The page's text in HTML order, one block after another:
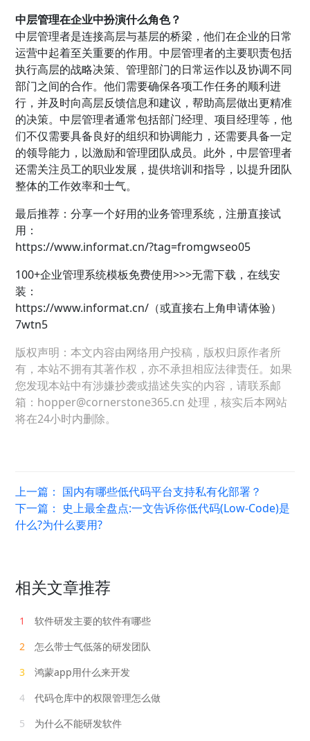
中层管理在企业中扮演什么角色？
中层管理者是连接高层与基层的桥梁，他们在企业的日常
运营中起着至关重要的作用。中层管理者的主要职责包括
执行高层的战略决策、管理部门的日常运作以及协调不同
部门之间的合作。他们需要确保各项工作任务的顺利进
行，并及时向高层反馈信息和建议，帮助高层做出更精准
的决策。中层管理者通常包括部门经理、项目经理等，他
们不仅需要具备良好的组织和协调能力，还需要具备一定
的领导能力，以激励和管理团队成员。此外，中层管理者
还需关注员工的职业发展，提供培训和指导，以提升团队
整体的工作效率和士气。
最后推荐：分享一个好用的业务管理系统，注册直接试
用：
https://www.informat.cn/?tag=fromgwseo05
100+企业管理系统模板免费使用>>>无需下载，在线安
装：
https://www.informat.cn/（或直接右上角申请体验）
7wtn5
版权声明：本文内容由网络用户投稿，版权归原作者所
有，本站不拥有其著作权，亦不承担相应法律责任。如果
您发现本站中有涉嫌抄袭或描述失实的内容，请联系邮
箱：hopper@cornerstone365.cn 处理，核实后本网站
将在24小时内删除。
上一篇： 国内有哪些低代码平台支持私有化部署？
下一篇： 史上最全盘点:一文告诉你低代码(Low-Code)是
什么?为什么要用?
相关文章推荐
1
软件研发主要的软件有哪些
2
怎么带士气低落的研发团队
3
鸿蒙app用什么来开发
4
代码仓库中的权限管理怎么做
5
为什么不能研发软件